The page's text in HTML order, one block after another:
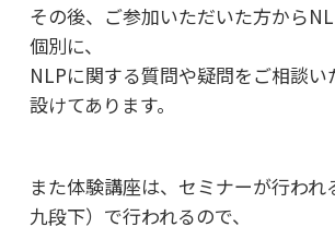
その後、ご参加いただいた方から
個別に、
NLPに関する質問や疑問をご相談い
設けてあります。
また体験講座は、セミナーが行われ
九段下）で行われるので、